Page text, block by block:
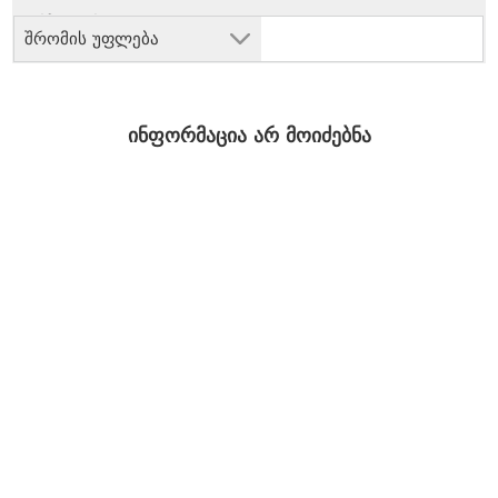
შრომის უფლება
ინფორმაცია არ მოიძებნა